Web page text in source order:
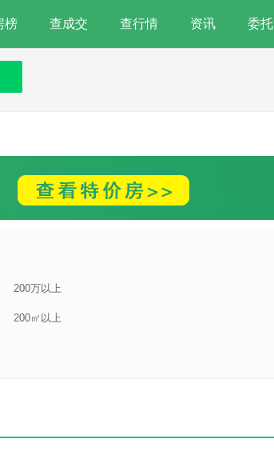
榜 查成交 查行情 资讯 委托
200万以上
200㎡以上